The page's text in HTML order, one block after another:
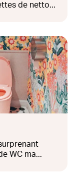
de netto...
WC ma...